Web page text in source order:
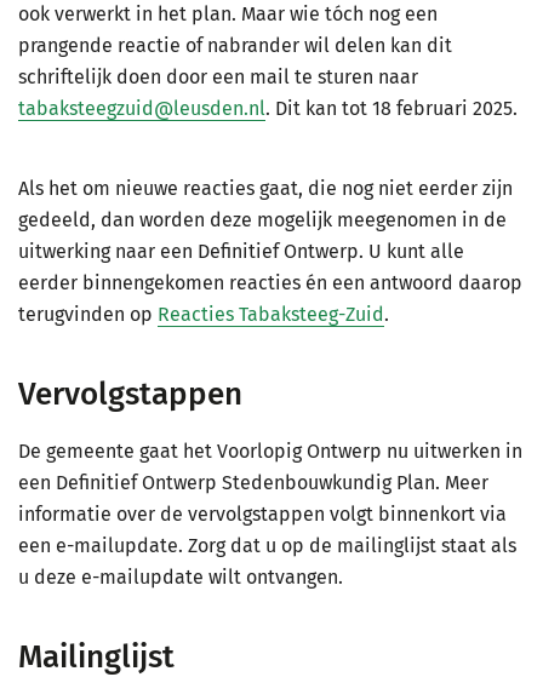
ook verwerkt in het plan. Maar wie tóch nog een
prangende reactie of nabrander wil delen kan dit
schriftelijk doen door een mail te sturen naar
tabaksteegzuid@leusden.nl. Dit kan tot 18 februari 2025.
Als het om nieuwe reacties gaat, die nog niet eerder zijn
gedeeld, dan worden deze mogelijk meegenomen in de
uitwerking naar een Definitief Ontwerp. U kunt alle
eerder binnengekomen reacties én een antwoord daarop
terugvinden op Reacties Tabaksteeg-Zuid.
Vervolgstappen
De gemeente gaat het Voorlopig Ontwerp nu uitwerken in
een Definitief Ontwerp Stedenbouwkundig Plan. Meer
informatie over de vervolgstappen volgt binnenkort via
een e-mailupdate. Zorg dat u op de mailinglijst staat als
u deze e-mailupdate wilt ontvangen.
Mailinglijst